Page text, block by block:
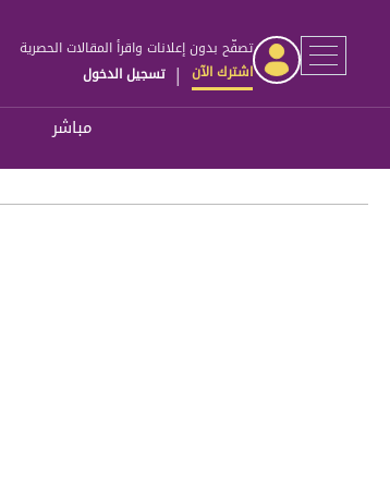
تصفّح بدون إعلانات واقرأ المقالات الحصرية
اشترك الآن | تسجيل الدخول
مباشر